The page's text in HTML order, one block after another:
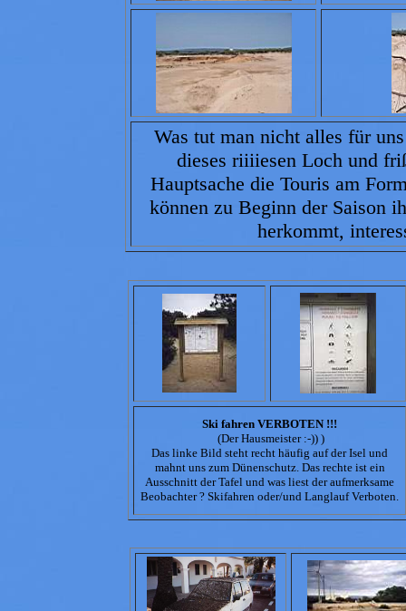
Was tut man nicht alles für
dieses riiiiesen Loch und
Hauptsache die Touris am
können zu Beginn der Saison
herkommt,
Ski fahren VERBOTEN !!!
(Der Hausmeister :-)) )
Das linke Bild steht recht häufig auf der Isel und
mahnt uns zum Dünenschutz. Das rechte ist ein
Ausschnitt der Tafel und was liest der aufmerksame
Beobachter ? Skifahren oder/und Langlauf Verboten.